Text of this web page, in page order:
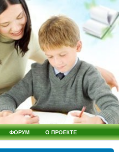
ФОРУМ О ПРОЕКТЕ